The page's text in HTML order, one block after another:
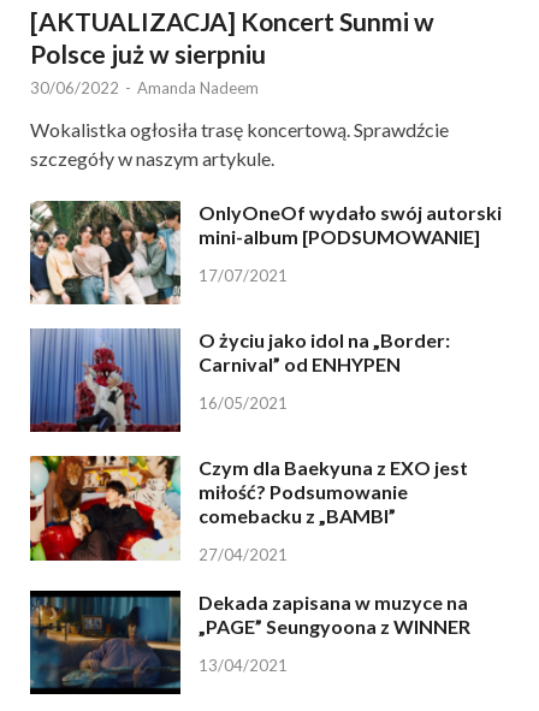
[AKTUALIZACJA] Koncert Sunmi w
Polsce już w sierpniu
30/06/2022 - Amanda Nadeem
Wokalistka ogłosiła trasę koncertową. Sprawdźcie
szczegóły w naszym artykule.
OnlyOneOf wydało swój autorski
mini-album [PODSUMOWANIE]
17/07/2021
O życiu jako idol na „Border:
Carnival” od ENHYPEN
16/05/2021
Czym dla Baekyuna z EXO jest
miłość? Podsumowanie
comebacku z „BAMBI”
27/04/2021
Dekada zapisana w muzyce na
„PAGE” Seungyoona z WINNER
13/04/2021